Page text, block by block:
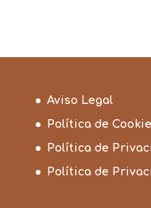
Aviso Legal
Política de
Política de
Política de